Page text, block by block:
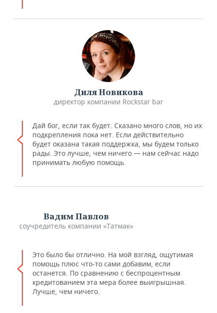
Диля Новикова
директор компании Rockstar bar
Дай бог, если так будет. Сказано много слов, но их
подкрепления пока нет. Если действительно
будет оказана такая поддержка, мы будем только
рады. Это лучше, чем ничего — нам сейчас надо
принимать любую помощь.
Вадим Павлов
соучредитель компании «Татмак»
Это было бы отлично. На мой взгляд, ощутимая
помощь плюс что-то сами добавим, если
останется. По сравнению с беспроцентным
кредитованием эта мера более выигрышная.
Лучше, чем ничего.